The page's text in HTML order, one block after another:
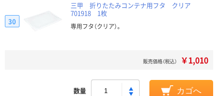
三甲 折りたたみコンテナ用フタ クリア
701918 1枚
専用フタ（クリア）。
30
販売価格（税込） ￥1,010
数量 カゴへ